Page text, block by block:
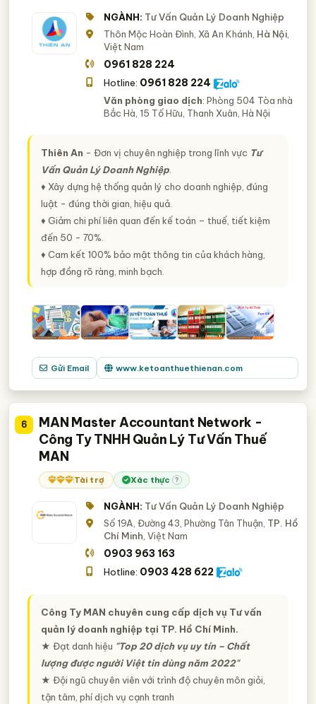
NGÀNH: Tư Vấn Quản Lý Doanh Nghiệp
Thôn Mộc Hoàn Đình, Xã An Khánh, Hà Nội,
Việt Nam
0961 828 224
Hotline: 0961 828 224
Văn phòng giao dịch: Phòng 504 Tòa nhà
Bắc Hà, 15 Tố Hữu, Thanh Xuân, Hà Nội
Thiên An - Đơn vị chuyên nghiệp trong lĩnh vực Tư
Vấn Quản Lý Doanh Nghiệp.
♦ Xây dựng hệ thống quản lý cho doanh nghiệp, đúng
luật - đúng thời gian, hiệu quả.
♦ Giảm chi phí liên quan đến kế toán – thuế, tiết kiệm
đến 50 - 70%.
♦ Cam kết 100% bảo mật thông tin của khách hàng,
hợp đồng rõ ràng, minh bạch.
Gửi Email www.ketoanthuethienan.com
6
MAN Master Accountant Network -
Công Ty TNHH Quản Lý Tư Vấn Thuế
MAN
Tài trợ Xác thực ?
NGÀNH: Tư Vấn Quản Lý Doanh Nghiệp
Số 19A, Đường 43, Phường Tân Thuận, TP. Hồ
Chí Minh , Việt Nam
0903 963 163
Hotline: 0903 428 622
Công Ty MAN chuyên cung cấp dịch vụ Tư vấn
quản lý doanh nghiệp tại TP. Hồ Chí Minh.
★ Đạt danh hiệu "Top 20 dịch vụ uy tín – Chất
lượng được người Việt tin dùng năm 2022"
★ Đội ngũ chuyên viên với trình độ chuyên môn giỏi,
tận tâm, phí dịch vụ cạnh tranh